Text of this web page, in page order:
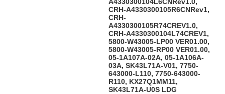
CRH-A4330300105R6CNRev1,
CRH-
A4330300105R74CREV1.0,
CRH-A4330300104L74CREV1,
5800-W43005-LP00 VER01.00,
5800-W43005-RP00 VER01.00,
05-1A107A-02A, 05-1A106A-
03A, SK43L71A-V01, 7750-
643000-L110, 7750-643000-
R110, KX27Q1MM11,
SK43L71A-U0S LDG